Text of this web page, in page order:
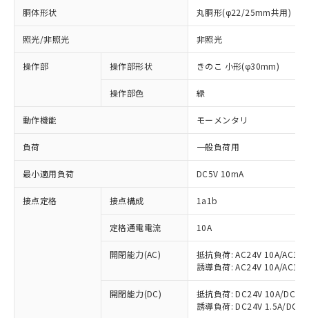
胴体形状 丸胴形(φ22/25mm共用)
照光/非照光 非照光
操作部 操作部形状 きのこ 小形(φ30mm)
操作部色 緑
動作機能 モーメンタリ
負荷 一般負荷用
最小適用負荷 DC5V 10mA
接点定格 接点構成 1a1b
定格通電電流 10A
開閉能力(AC)
抵抗負荷: AC24V 10A/
誘導負荷: AC24V 10A/
開閉能力(DC)
抵抗負荷: DC24V 10A/
誘導負荷: DC24V 1.5A/
※1 対応状況
対応済み：EU RoHS指令（10物質）の
非含有に対応した製品が提供可能な商品で